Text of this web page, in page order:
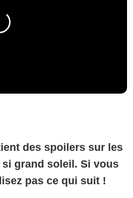
des spoilers sur les
si grand soleil. Si vous
pas ce qui suit !